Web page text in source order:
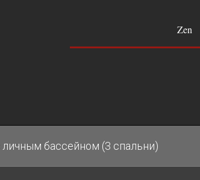
Zen
личным бассейном (3 спальни)